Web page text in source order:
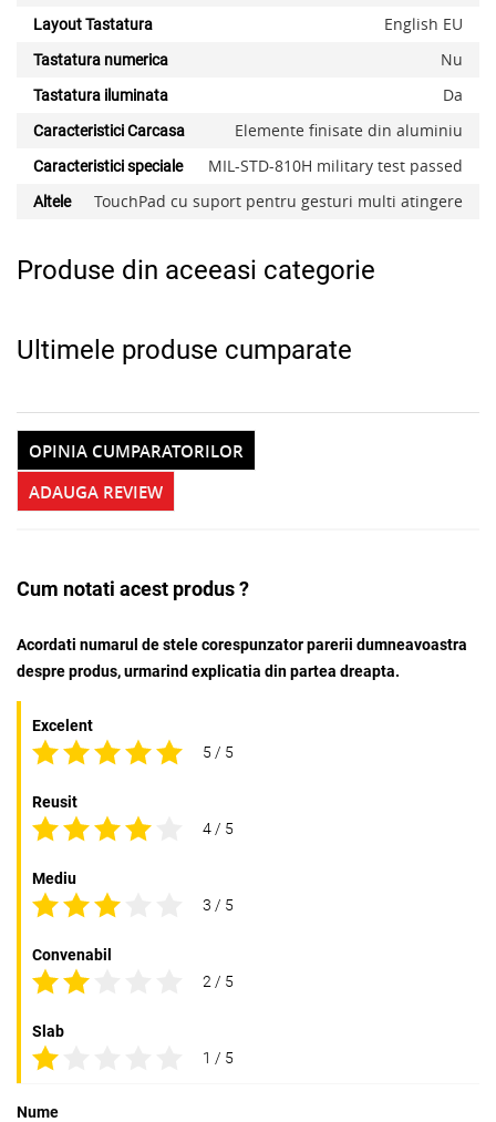
Layout Tastatura English EU
Tastatura numerica Nu
Tastatura iluminata Da
Caracteristici Carcasa Elemente finisate din aluminiu
Caracteristici speciale MIL-STD-810H military test passed
Altele TouchPad cu suport pentru gesturi multi atingere
Produse din aceeasi categorie
Ultimele produse cumparate
ADAUGA REVIEW
OPINIA CUMPARATORILOR
Cum notati acest produs ?
Acordati numarul de stele corespunzator parerii dumneavoastra
despre produs, urmarind explicatia din partea dreapta.
Excelent
5 / 5
Reusit
4 / 5
Mediu
3 / 5
Convenabil
2 / 5
Slab
1 / 5
Nume